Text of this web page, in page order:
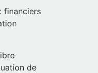
financiers
de